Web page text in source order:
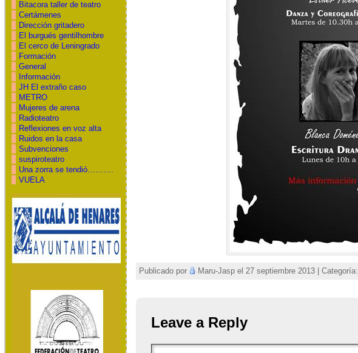
Bitacora taller de teatro
Certámenes
Dirección gritadero
El burgués gentilhombre
El cerco de Leningrado
Formación
General
Información
JH El extraño caso
METRO
Mujeres de arena
Radioteatro
Reflexiones en voz alta
Ruidos en la casa
Subvenciones
suspiroteatro
Una zorra se tendió……….
VUELA
Publicado por Maru-Jasp el 27 septiembre 2013 | Categoría:
Leave a Reply